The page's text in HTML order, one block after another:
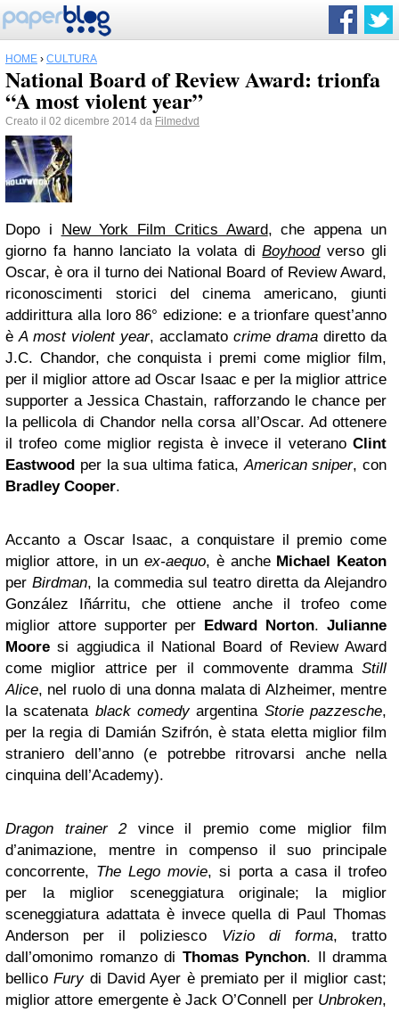
HOME › CULTURA
National Board of Review Award: trionfa
“A most violent year”
Creato il 02 dicembre 2014 da Filmedvd
Dopo i New York Film Critics Award, che appena un
giorno fa hanno lanciato la volata diBoyhoodverso gli
Oscar, è ora il turno dei National Board of Review Award,
riconoscimenti storici del cinema americano, giunti
addirittura alla loro 86° edizione: e a trionfare quest’anno
èA most violent year, acclamato crime drama diretto da
J.C. Chandor, che conquista i premi come miglior film,
per il miglior attore ad Oscar Isaac e per la miglior attrice
supporter a Jessica Chastain, rafforzando le chance per
la pellicola di Chandor nella corsa all’Oscar. Ad ottenere
il trofeo come miglior regista è invece il veterano Clint
Eastwood per la sua ultima fatica,American sniper, con
Bradley Cooper.
Accanto a Oscar Isaac, a conquistare il premio come
miglior attore, in un ex-aequo, è anche Michael Keaton
per Birdman, la commedia sul teatro diretta da Alejandro
González Iñárritu, che ottiene anche il trofeo come
miglior attore supporter per Edward Norton.Julianne
Moore si aggiudica il National Board of Review Award
come miglior attrice per il commovente dramma Still
Alice, nel ruolo di una donna malata di Alzheimer, mentre
la scatenata black comedyargentina Storie pazzesche,
per la regia di Damián Szifrón, è stata eletta miglior film
straniero dell’anno (e potrebbe ritrovarsi anche nella
cinquina dell’Academy).
Dragon trainer 2vince il premio come miglior film
d’animazione, mentre in compenso il suo principale
concorrente, The Lego movie, si porta a casa il trofeo
per la miglior sceneggiatura originale; la miglior
sceneggiatura adattata è invece quella di Paul Thomas
Anderson per il poliziesco Vizio di forma, tratto
dall’omonimo romanzo di Thomas Pynchon. Il dramma
bellicoFurydi David Ayer è premiato per il miglior cast;
miglior attore emergente è Jack O’Connell per Unbroken,